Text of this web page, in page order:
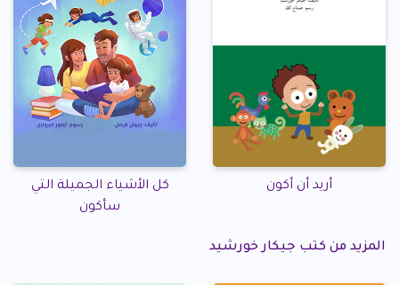
أريد أن أكون
كل الأشياء الجميلة التي
سأكون
المزيد من كتب جيكار خورشيد